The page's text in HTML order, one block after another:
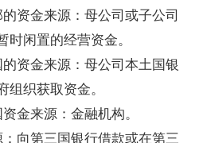
金来源：母公司或子公司
闲置的经营资金。
资金来源：母公司本土国银
织获取资金。
来源：金融机构。
向第三国银行借款或在第三